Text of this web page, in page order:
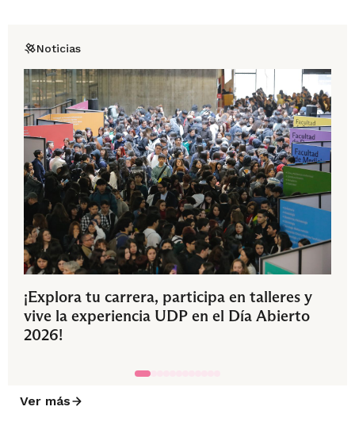
Noticias
¡Explora tu carrera, participa en talleres y
vive la experiencia UDP en el Día Abierto
2026!
Ver más